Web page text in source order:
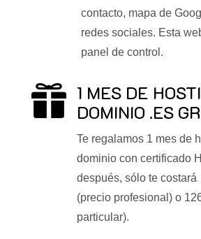
contacto, mapa de
redes sociales. Esta
panel de control.
 1 MES DE
DOMINIO .ES
Te regalamos 1 mes de
dominio con certificado
después, sólo te
(precio profesional) o
particular).